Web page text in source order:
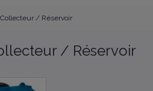
/ Réservoir
/ Réservoir